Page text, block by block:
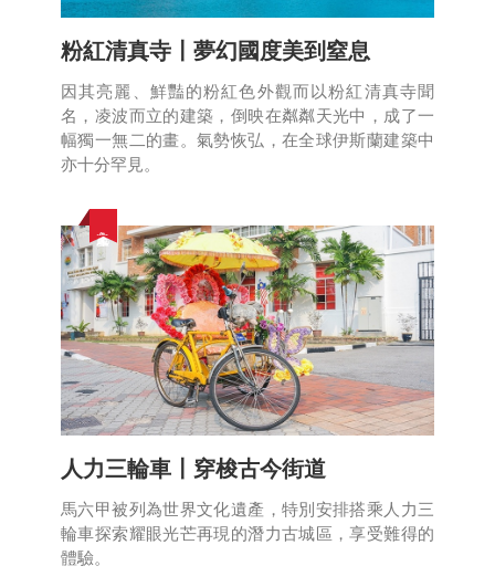
粉紅清真寺〡夢幻國度美到窒息
因其亮麗、鮮豔的粉紅色外觀而以粉紅清真寺聞
名，凌波而立的建築，倒映在粼粼天光中，成了一
幅獨一無二的畫。氣勢恢弘，在全球伊斯蘭建築中
亦十分罕見。
人力三輪車〡穿梭古今街道
馬六甲被列為世界文化遺產，特別安排搭乘人力三
輪車探索耀眼光芒再現的潛力古城區，享受難得的
體驗。